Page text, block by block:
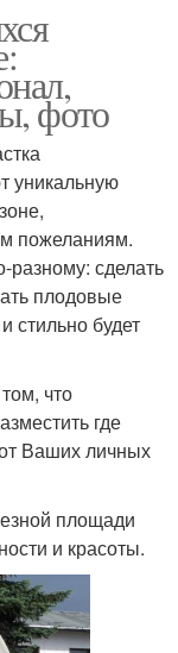
фото
уникальную
пожеланиям.
разному: сделать
плодовые
стильно будет
что
где
от Ваших личных
площади
и красоты.